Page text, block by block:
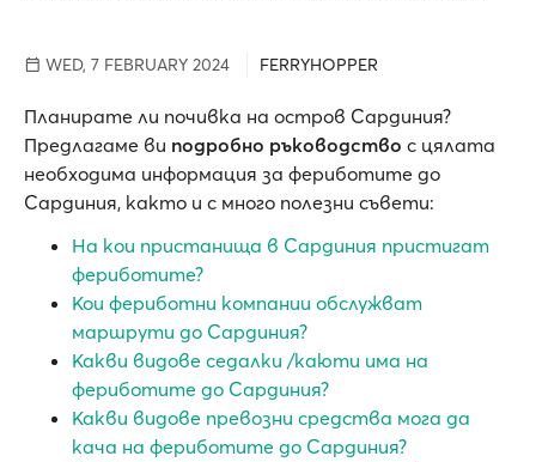
WED, 7 FEBRUARY 2024 FERRYHOPPER
Планирате ли почивка на остров Сардиния?
Предлагаме ви подробно ръководство с цялата
необходима информация за фериботите до
Сардиния, както и с много полезни съвети:
На кои пристанища в Сардиния пристигат
фериботите?
Кои фериботни компании обслужват
маршрути до Сардиния?
Какви видове седалки /каюти има на
фериботите до Сардиния?
Какви видове превозни средства мога да
кача на фериботите до Сардиния?